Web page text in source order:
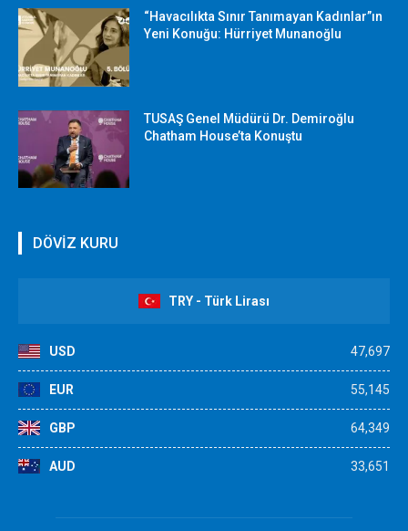
“Havacılıkta Sınır Tanımayan Kadınlar”ın
Yeni Konuğu: Hürriyet Munanoğlu
TUSAŞ Genel Müdürü Dr. Demiroğlu
Chatham House’ta Konuştu
DÖVİZ KURU
TRY - Türk Lirası
USD 47,697
EUR 55,145
GBP 64,349
AUD 33,651